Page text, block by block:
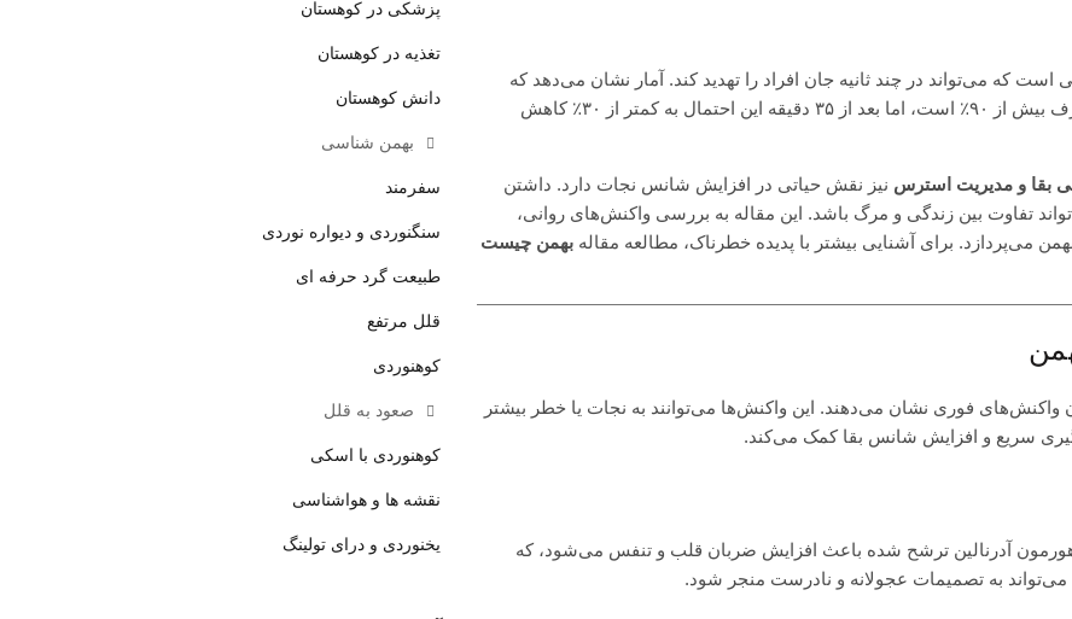
که می‌تواند در چند ثانیه جان افراد را تهدید کند. آمار نشان می‌دهد که
شانس زنده ماندن در ۱۵ دقیقه اول پس از دفن شدن در برف بیش از ۹۰٪ است، اما بعد از ۳۵ دقیقه این احتمال به کمتر از ۳۰٪ کاهش
بقا و مدیریت استرس نیز نقش حیاتی در افزایش شانس نجات دارد. داشتن
تفاوت بین زندگی و مرگ باشد. این مقاله به بررسی واکنش‌های روانی،
می‌پردازد. برای آشنایی بیشتر با پدیده خطرناک، مطالعه مقاله بهمن چیست
فوری نشان می‌دهند. این واکنش‌ها می‌توانند به نجات یا خطر بیشتر
سریع و افزایش شانس بقا کمک می‌کند.
آدرنالین ترشح شده باعث افزایش ضربان قلب و تنفس می‌شود، که
به تصمیمات عجولانه و نادرست منجر شود.
پزشکی در کوهستان
تغذیه در کوهستان
دانش کوهستان
بهمن شناسی
سفرمند
سنگنوردی و دیواره نوردی
طبیعت گرد حرفه ای
قلل مرتفع
کوهنوردی
صعود به قلل
کوهنوردی با اسکی
نقشه ها و هواشناسی
یخنوردی و درای تولینگ